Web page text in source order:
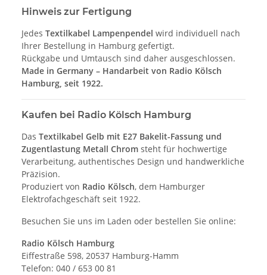
Hinweis zur Fertigung
Jedes Textilkabel Lampenpendel wird individuell nach
Ihrer Bestellung in Hamburg gefertigt.
Rückgabe und Umtausch sind daher ausgeschlossen.
Made in Germany – Handarbeit von Radio Kölsch
Hamburg, seit 1922.
Kaufen bei Radio Kölsch Hamburg
Das Textilkabel Gelb mit E27 Bakelit-Fassung und
Zugentlastung Metall Chrom steht für hochwertige
Verarbeitung, authentisches Design und handwerkliche
Präzision.
Produziert von Radio Kölsch, dem Hamburger
Elektrofachgeschäft seit 1922.
Besuchen Sie uns im Laden oder bestellen Sie online:
Radio Kölsch Hamburg
Eiffestraße 598, 20537 Hamburg-Hamm
Telefon: 040 / 653 00 81